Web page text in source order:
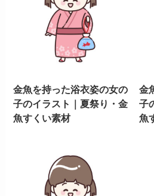
金魚を持った浴衣姿の女の
子のイラスト｜夏祭り・金
魚すくい素材
金
子
魚